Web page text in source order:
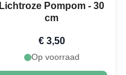
Lichtroze Pompom - 30
cm
€ 3,50
Op voorraad